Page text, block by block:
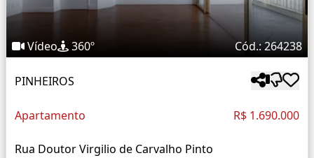
Vídeo 360º Cód.: 264238
PINHEIROS
Apartamento R$ 1.690.000
Rua Doutor Virgilio de Carvalho Pinto